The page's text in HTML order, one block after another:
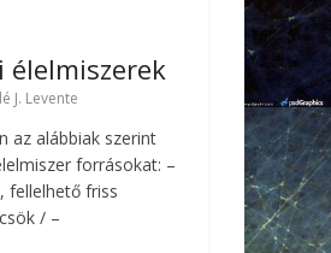
élelmiszerek
J. Levente
az alábbiak szerint
forrásokat: –
fellelhető friss
/ –